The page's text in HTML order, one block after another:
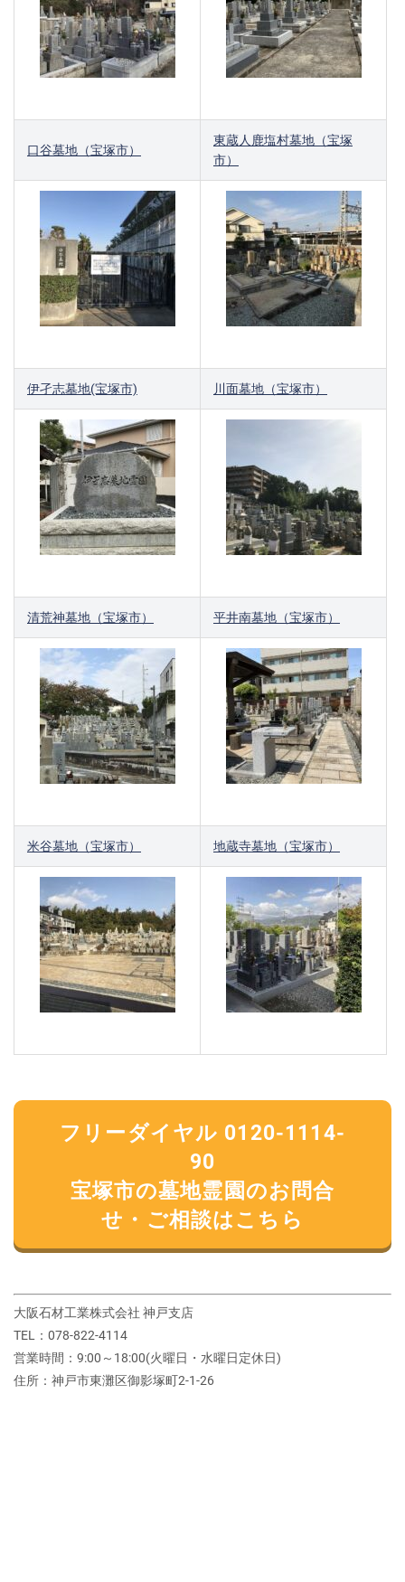
口谷墓地（宝塚市）
東蔵人鹿塩村墓地（宝塚
市）
伊孑志墓地(宝塚市) 川面墓地（宝塚市）
清荒神墓地（宝塚市） 平井南墓地（宝塚市）
米谷墓地（宝塚市） 地蔵寺墓地（宝塚市）
フリーダイヤル 0120-1114-
90
宝塚市の墓地霊園のお問合
せ・ご相談はこちら
大阪石材工業株式会社 神戸支店
TEL：078-822-4114
営業時間：9:00～18:00(火曜日・水曜日定休日)
住所：神戸市東灘区御影塚町2‐1‐26